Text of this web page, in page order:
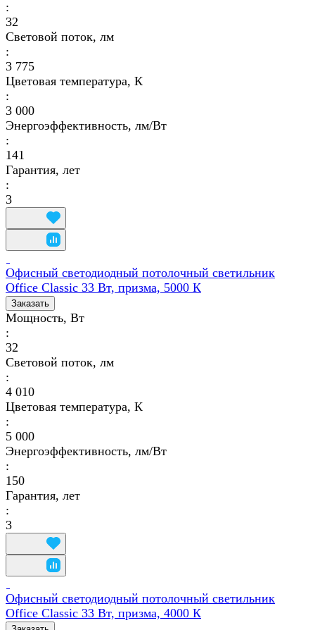
:
32
Световой поток, лм
:
3 775
Цветовая температура, К
:
3 000
Энергоэффективность, лм/Вт
:
141
Гарантия, лет
:
3
Офисный светодиодный потолочный светильник
Office Classic 33 Вт, призма, 5000 К
Заказать
Мощность, Вт
:
32
Световой поток, лм
:
4 010
Цветовая температура, К
:
5 000
Энергоэффективность, лм/Вт
:
150
Гарантия, лет
:
3
Офисный светодиодный потолочный светильник
Office Classic 33 Вт, призма, 4000 К